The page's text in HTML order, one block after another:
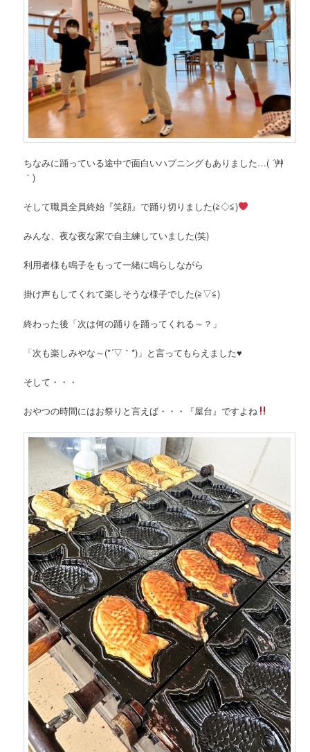
ちなみに踊っている途中で面白いハプニングもありました…( ´艸
｀)
そして職員全員終始『笑顔』で踊り切りました(≧◇≦)
みんな、夜な夜な家で自主練していました(笑)
利用者様も鳴子をもって一緒に鳴らしながら
掛け声もしてくれて楽しそうな様子でした(≧▽≦)
終わった後「次は何の踊りを踊ってくれる～？」
「次も楽しみやな～(*´▽｀*)」と言ってもらえました♥
そして・・・
おやつの時間にはお祭りと言えば・・・『屋台』ですよね